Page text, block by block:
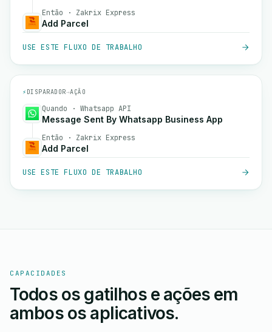
Então · Zakrix Express
Add Parcel
USE ESTE FLUXO DE TRABALHO
⚡ DISPARADOR→AÇÃO
Quando · Whatsapp API
Message Sent By Whatsapp Business App
Então · Zakrix Express
Add Parcel
USE ESTE FLUXO DE TRABALHO
CAPACIDADES
Todos os gatilhos e ações em
ambos os aplicativos.